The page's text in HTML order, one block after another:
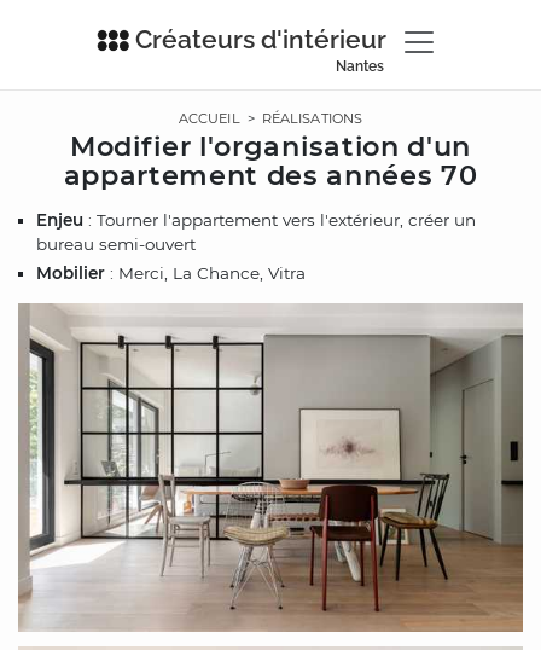
Créateurs d'intérieur
Nantes
ACCUEIL> RÉALISATIONS
Modifier l'organisation d'un
appartement des années 70
Enjeu : Tourner l'appartement vers l'extérieur, créer un
bureau semi-ouvert
Mobilier : Merci, La Chance, Vitra